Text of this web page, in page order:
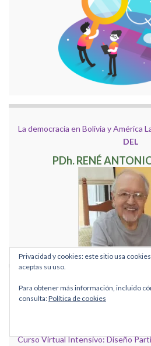
La democracia en Bolivia y América
DEL
PDh. RENÉ
Curso Virtual Especializado:
Curso Virtual Intensivo: Diseño
Privacidad y cookies: este sitio usa
aceptas su uso.
Para obtener más información, incluido
consulta:Política de cookies